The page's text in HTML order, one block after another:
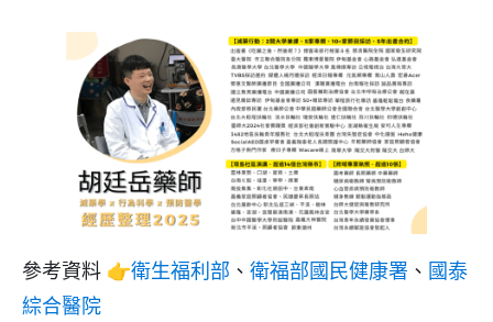
參考資料 👉衛生福利部 、 衛福部國民健康署 、 國泰
綜合醫院